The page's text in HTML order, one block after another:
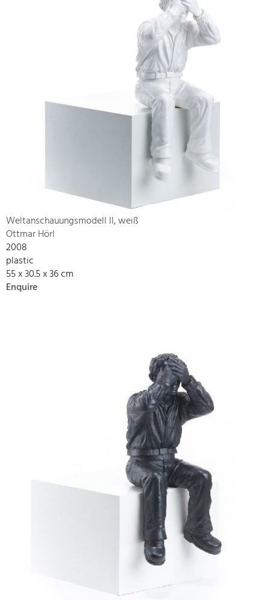
Weltanschauungsmodell II, weiß
Ottmar Hörl
2008
plastic
55 x 30.5 x 36 cm
Enquire